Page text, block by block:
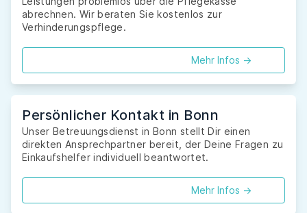
abrechnen. Wir beraten Sie kostenlos zur
Verhinderungspflege.
Mehr Infos ->
Persönlicher Kontakt in Bonn
Unser Betreuungsdienst in Bonn stellt Dir einen
direkten Ansprechpartner bereit, der Deine Fragen zu
Einkaufshelfer individuell beantwortet.
Mehr Infos ->